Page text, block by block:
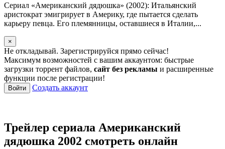
Сериал «Американский дядюшка» (2002): Итальянский
аристократ эмигрирует в Америку, где пытается сделать
карьеру певца. Его племянницы, оставшиеся в Италии,...
×
Не откладывай. Зарегистрируйся прямо сейчас!
Максимум возможностей с вашим аккаунтом: быстрые
загрузки торрент файлов, сайт без рекламы и расширенные
функции после регистрации!
Войти Создать аккаунт
Трейлер сериала Американский
дядюшка 2002 смотреть онлайн